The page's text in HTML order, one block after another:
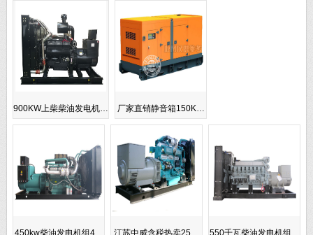
900KW上柴柴油发电机… 厂家直销静音箱150K…
450kw柴油发电机组4… 江苏中威含税热卖25… 550千瓦柴油发电机组…